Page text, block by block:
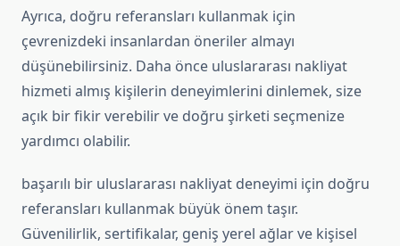
Ayrıca, doğru referansları kullanmak için
çevrenizdeki insanlardan öneriler almayı
düşünebilirsiniz. Daha önce uluslararası nakliyat
hizmeti almış kişilerin deneyimlerini dinlemek, size
açık bir fikir verebilir ve doğru şirketi seçmenize
yardımcı olabilir.
başarılı bir uluslararası nakliyat deneyimi için doğru
referansları kullanmak büyük önem taşır.
Güvenilirlik, sertifikalar, geniş yerel ağlar ve kişisel